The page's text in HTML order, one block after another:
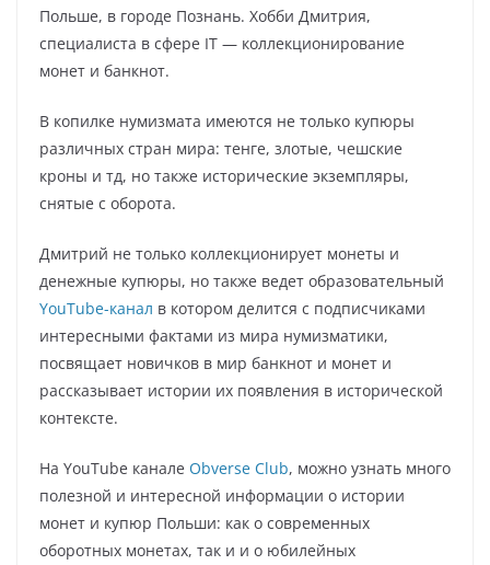
Польше, в городе Познань. Хобби Дмитрия,
специалиста в сфере IT — коллекционирование
монет и банкнот.
В копилке нумизмата имеются не только купюры
различных стран мира: тенге, злотые, чешские
кроны и тд, но также исторические экземпляры,
снятые с оборота.
Дмитрий не только коллекционирует монеты и
денежные купюры, но также ведет образовательный
YouTube-канал в котором делится с подписчиками
интересными фактами из мира нумизматики,
посвящает новичков в мир банкнот и монет и
рассказывает истории их появления в исторической
контексте.
На YouTube канале Obverse Club, можно узнать много
полезной и интересной информации о истории
монет и купюр Польши: как о современных
оборотных монетах, так и и о юбилейных